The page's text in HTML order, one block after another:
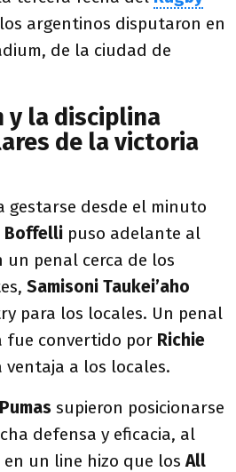
argentinos disputaron en
de la ciudad de
y la disciplina
de la victoria
gestarse desde el minuto
Boffelli puso adelante al
un penal cerca de los
Samisoni Taukei’aho
para los locales. Un penal
fue convertido por Richie
ventaja a los locales.
supieron posicionarse
defensa y eficacia, al
un line hizo que losAll